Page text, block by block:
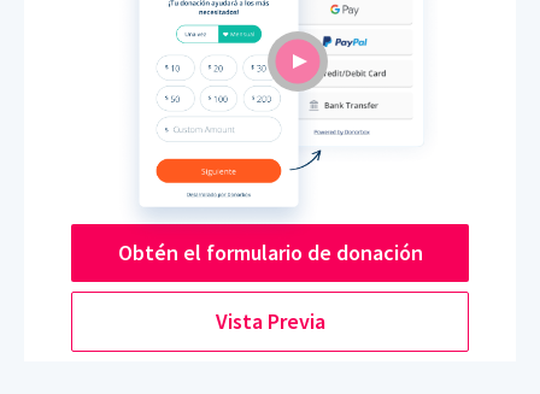
Obtén el formulario de donación
Vista Previa